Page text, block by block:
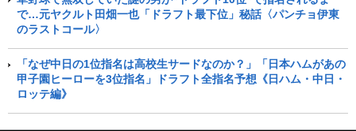
で…元ヤクルト田畑一也「ドラフト最下位」秘話〈パンチョ伊東
のラストコール〉
「なぜ中日の1位指名は高校生サードなのか？」「日本ハムがあの
甲子園ヒーローを3位指名」ドラフト全指名予想《日ハム・中日・
ロッテ編》